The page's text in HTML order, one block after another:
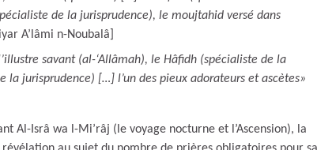
de la jurisprudence), le moujtahid versé dans
A’lâmi n-Noubalâ]
savant (al-‘Allâmah), le Hâfidh (spécialiste de la
la jurisprudence) […] l’un des pieux adorateurs et ascètes»
Al-Isrâ wa l-Mi’râj (le voyage nocturne et l’Ascension), la